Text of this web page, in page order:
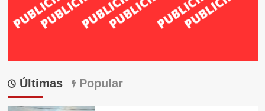
Últimas Popular